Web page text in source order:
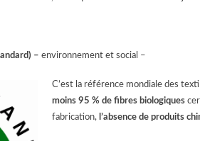
– environnement et social –
C’est la référence mondiale des
moins 95 % de fibres biologiques
fabrication, l’absence de produits